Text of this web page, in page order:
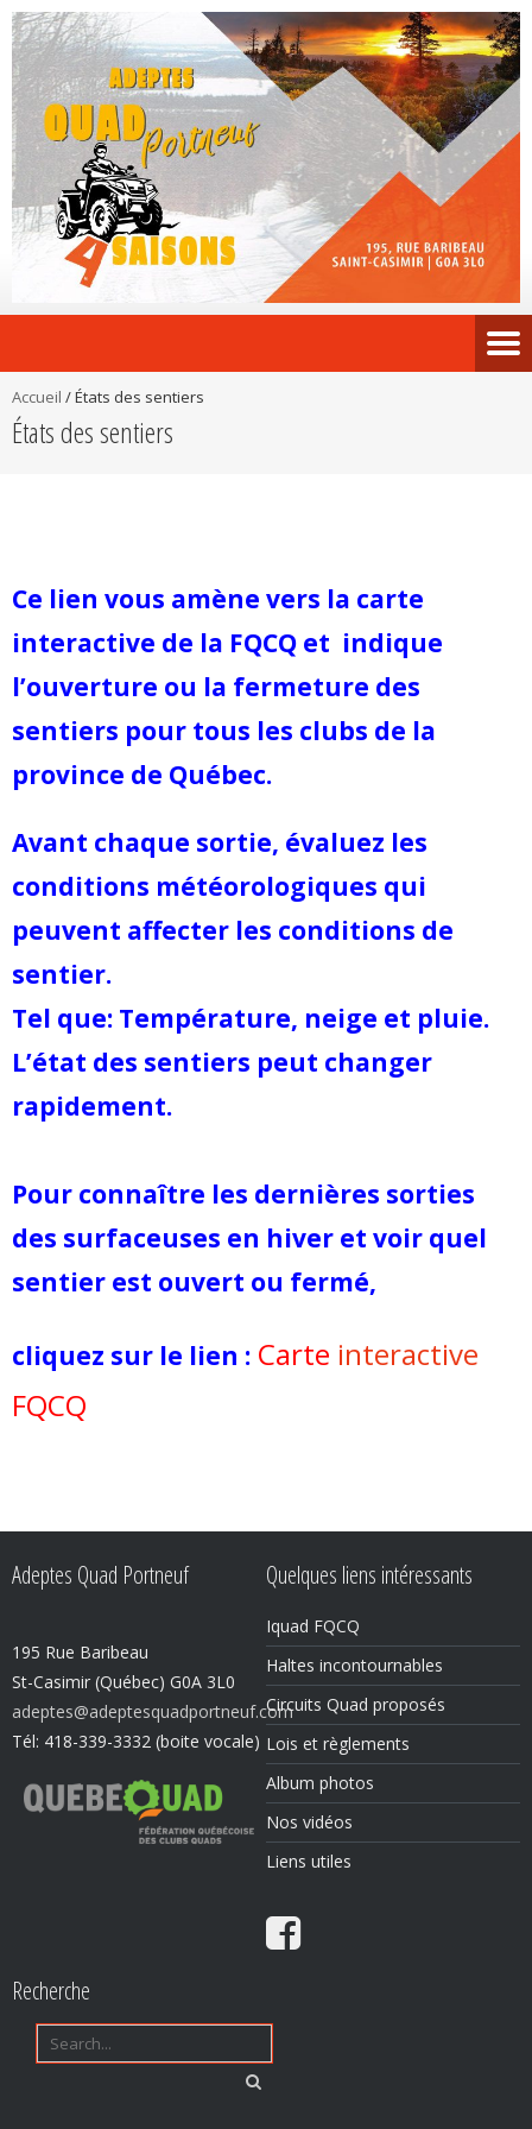
Accueil /États des sentiers
États des sentiers
Ce lien vous amène vers la carte
interactive de la FQCQ et indique
l’ouverture ou la fermeture des
sentiers pour tous les clubs de la
province de Québec.
Avant chaque sortie, évaluez les
conditions météorologiques qui
peuvent affecter les conditions de
sentier.
Tel que: Température, neige et pluie.
L’état des sentiers peut changer
rapidement.
Pour connaître les dernières sorties
des surfaceuses en hiver et voir quel
sentier est ouvert ou fermé,
cliquez sur le lien : Carte interactive
FQCQ
Adeptes Quad Portneuf
195 Rue Baribeau
St-Casimir (Québec) G0A 3L0
adeptes@adeptesquadportneuf.com
Tél: 418-339-3332 (boite vocale)
Quelques liens intéressants
Iquad FQCQ
Haltes incontournables
Circuits Quad proposés
Lois et règlements
Album photos
Nos vidéos
Liens utiles
Recherche